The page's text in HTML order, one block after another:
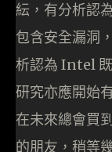
紜，有分析認
包含安全漏洞
析認為 Intel
研究亦應開始
在未來總會買
的朋友，稍等